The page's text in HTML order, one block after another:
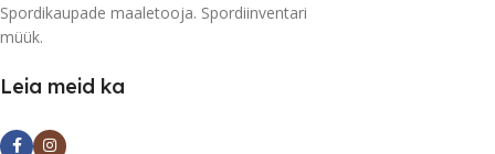
Spordikaupade maaletooja. Spordiinventari
müük.
Leia meid ka